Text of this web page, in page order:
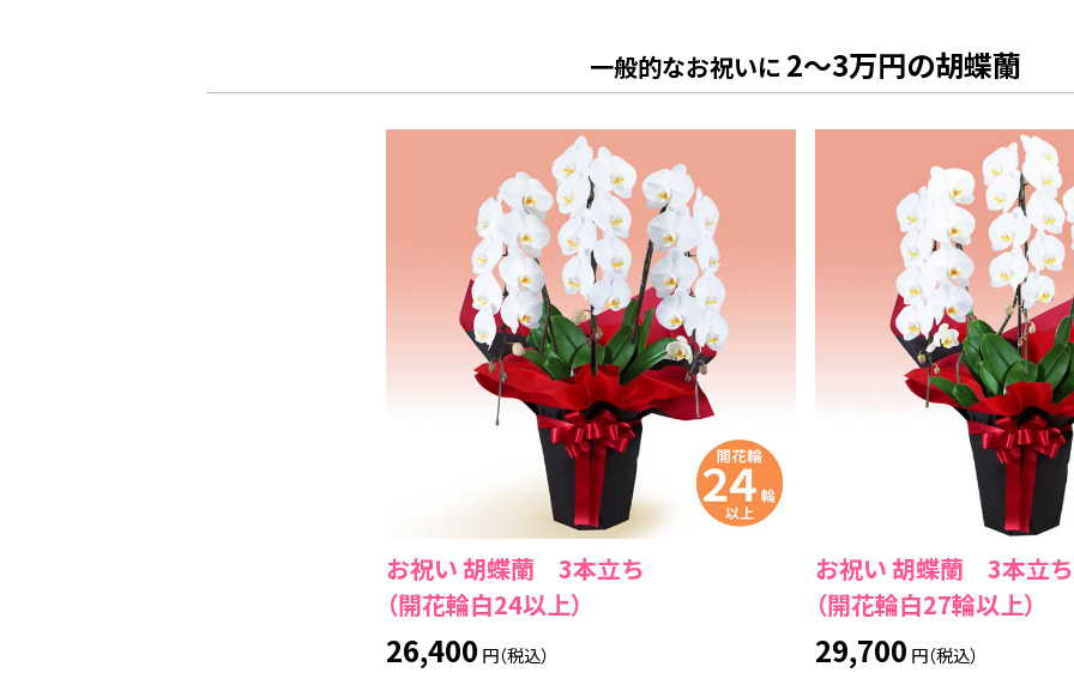
一般的なお祝いに 2～3万円の胡蝶蘭
お祝い 胡蝶蘭 3本立ち
（開花輪白24以上）
26,400 円（税込）
お祝い 胡蝶蘭 3本立ち
（開花輪白27輪以上）
29,700 円（税込）